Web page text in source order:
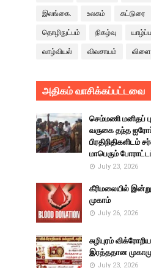
இலங்கை. உலகம் கட்டுரை
தொழிநுட்பம் நிகழ்வு
வாழ்வியல் விவசாயம்
அதிகம் வாசிக்கப்பட்டவை
செம்மணி மனிதப்
வருகை தந்த
மாபெரும்
July 23, 2026
கீரிமலையில்
முகாம்
July 26, 2026
சுழிபுரம்
இரத்ததான
July 23, 2026